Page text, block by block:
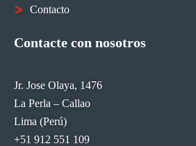
Contacto
Contacte con nosotros
Jr. Jose Olaya, 1476
La Perla – Callao
Lima (Perú)
+51 912 551 109